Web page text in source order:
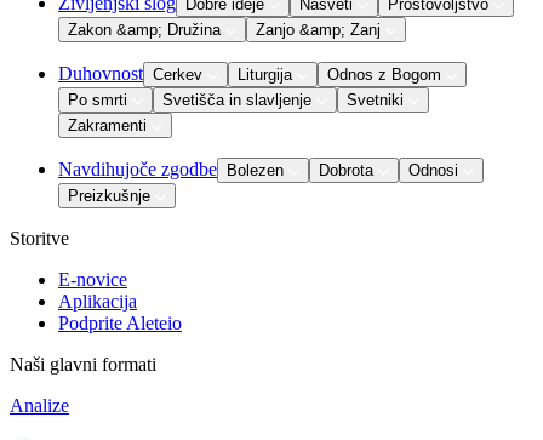
Dobre ideje Nasveti
Prostovoljstvo
Zakon &amp; Družina
Zanjo &amp; Zanj
Duhovnost Cerkev Liturgija
Odnos z Bogom
Po smrti
Svetišča in slavljenje
Svetniki
Zakramenti
Navdihujoče zgodbe Bolezen Dobrota
Odnosi
Preizkušnje
Storitve
E-novice
Aplikacija
Podprite Aleteio
Naši glavni formati
Analize